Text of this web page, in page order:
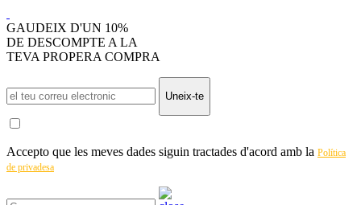
GAUDEIX D'UN 10%
DE DESCOMPTE A LA
TEVA PROPERA COMPRA
Uneix-te
Accepto que les meves dades siguin tractades d'acord amb la Política
de privadesa